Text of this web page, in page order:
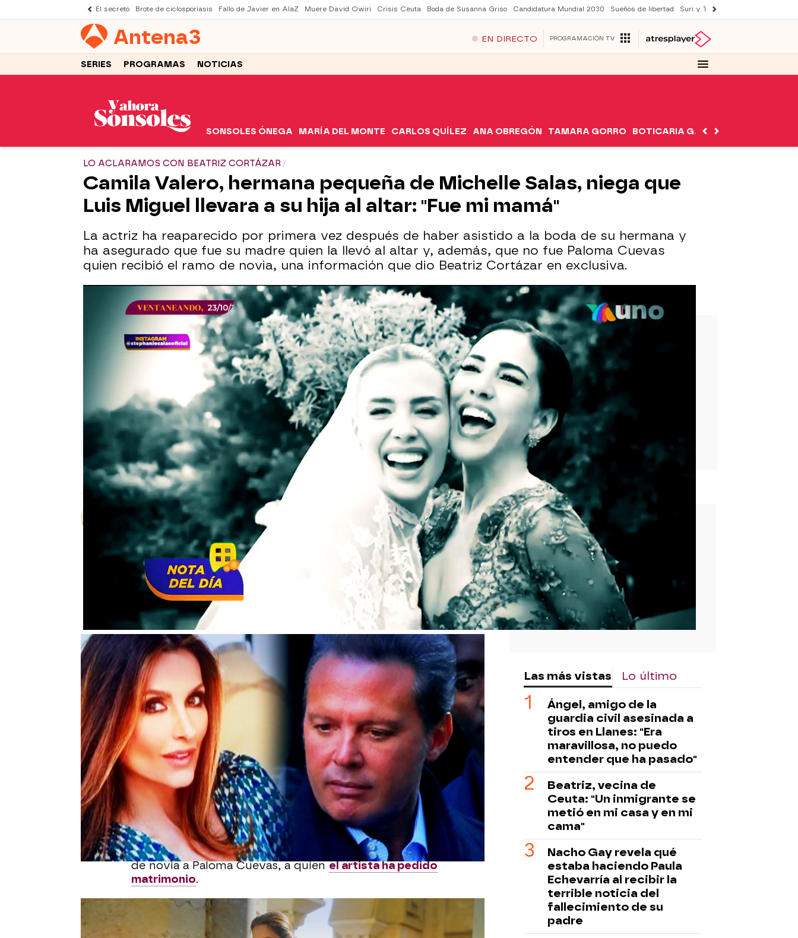
El secreto Brote de ciclosporiasis Fallo de Javier en AlaZ Muere David Owiri Crisis Ceuta Boda de Susanna Griso Candidatura Mundial 2030 Sueños de libertad Suri y Tom Cruise
Antena3 EN DIRECTO PROGRAMACIÓN TV
SERIES PROGRAMAS NOTICIAS
SONSOLES ÓNEGA MARÍA DEL MONTE CARLOS QUÍLEZ ANA OBREGÓN TAMARA GORRO BOTICARIA GARCÍA
LO ACLARAMOS CON BEATRIZ CORTÁZAR
Camila Valero, hermana pequeña de Michelle Salas, niega que
Luis Miguel llevara a su hija al altar: "Fue mi mamá"
La actriz ha reaparecido por primera vez después de haber asistido a la boda de su hermana y
ha asegurado que fue su madre quien la llevó al altar y, además, que no fue Paloma Cuevas
quien recibió el ramo de novia, una información que dio Beatriz Cortázar en exclusiva.
Aracely Árambula mintió al acusar a Luis Miguel de no pasarle la pensión alimenticia de sus hijas
Sara Ruiz
Publicado:24 de octubre de 2023, 19:24 WhatsappFacebook
X Flipboard
La actriz Camila Valero, hermana de Michelle Salas, ha hablado
durante su primera aparición pública acerca del papel que tuvo
Luis Miguel en la boda de la joven, a la que
acudió con Paloma
Cuevasy cuyas imágenes vimos en exclusiva en 'Y ahora
Sonsoles'.
La hermana pequeña de Michelle no parece contenta con las
informaciones que se han conocido y niega que el cantante
haya llevado al altar
a la protagonista de la boda.
"Fue mi mamá. Al final ella fue la que siempre estuvo ahí", ha
asegurado, y ha añadido que no cree que la presencia del
artista haya eclipsado la de Michelle Salas.
Con estas revelaciones, la hija menor de Stephanie Salas ha
destacado tanto la figura de su madre como la de su hermana
y es que, aunque Michellehaya acercado posturas con su
padre
, la familia se mantiene.
Por otro lado, una afectada de la guerra familiar ha sido Beatriz
Cortázar, que contó en exclusiva en 'Y ahora Sonsoles' que
Luis Miguel llevó al altar a su hija, quien, además, le dio el ramo
de novia a Paloma Cuevas, a quienel artista ha pedido
matrimonio.
Sin embargo, Camila ha desmentido esto último
y ha
asegurado que ella fue quien cogió el ramo.
Las más vistas Lo último
Ángel, amigo de la
guardia civil asesinada a
tiros en Llanes: "Era
maravillosa, no puedo
entender que ha pasado"
Beatriz, vecina de
Ceuta: "Un inmigrante se
metió en mi casa y en mi
cama"
Nacho Gay revela qué
estaba haciendo Paula
Echevarría al recibir la
terrible noticia del
fallecimiento de su
padre